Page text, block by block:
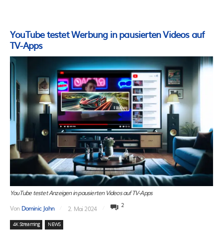
YouTube testet Werbung in pausierten Videos auf
TV-Apps
YouTube testet Anzeigen in pausierten Videos auf TV-Apps
Von Dominic Jahn 2. Mai 2024 2
4K Streaming NEWS